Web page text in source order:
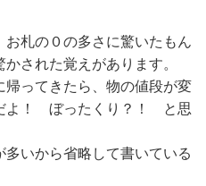
お札の０の多さに驚いたもん
された覚えがあります。
ってきたら、物の値段が変
よ！ ぼったくり？！ と思
いから省略して書いている